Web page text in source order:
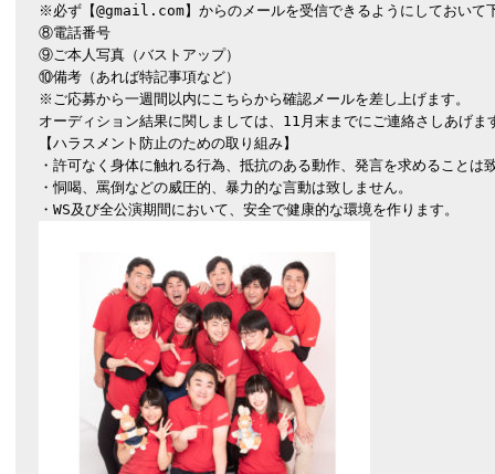
※必ず【@gmail.com】からのメールを受信できるようにしておいて
⑧電話番号
⑨ご本人写真（バストアップ）
⑩備考（あれば特記事項など）
※ご応募から一週間以内にこちらから確認メールを差し上げます。
オーディション結果に関しましては、11月末までにご連絡さしあげま
【ハラスメント防止のための取り組み】
・許可なく身体に触れる行為、抵抗のある動作、発言を求めることは
・恫喝、罵倒などの威圧的、暴力的な言動は致しません。